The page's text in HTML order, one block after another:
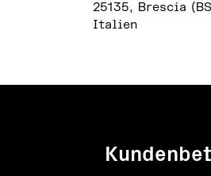
25135, Brescia
Italien